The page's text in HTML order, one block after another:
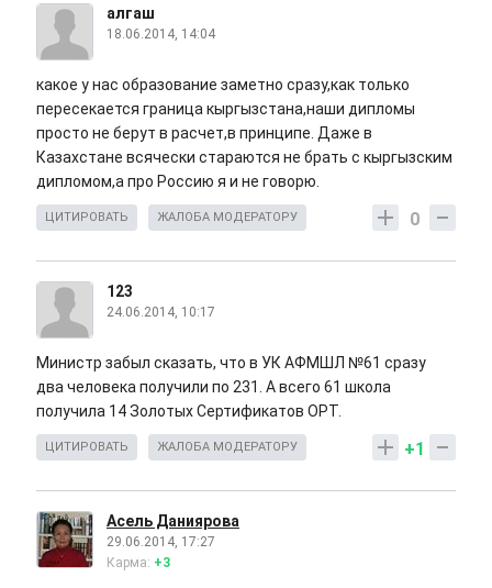
алгаш
18.06.2014, 14:04
какое у нас образование заметно сразу,как только
пересекается граница кыргызстана,наши дипломы
просто не берут в расчет,в принципе. Даже в
Казахстане всячески стараются не брать с кыргызским
дипломом,а про Россию я и не говорю.
0
ЦИТИРОВАТЬ ЖАЛОБА МОДЕРАТОРУ
123
24.06.2014, 10:17
Министр забыл сказать, что в УК АФМШЛ №61 сразу
два человека получили по 231. А всего 61 школа
получила 14 Золотых Сертификатов ОРТ.
+1
ЦИТИРОВАТЬ ЖАЛОБА МОДЕРАТОРУ
Асель Даниярова
29.06.2014, 17:27
Карма: +3